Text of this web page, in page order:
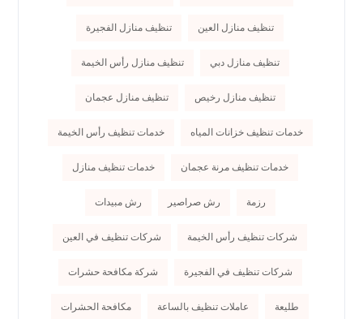
تنظيف منازل العين تنظيف منازل الفجيرة
تنظيف منازل دبي تنظيف منازل رأس الخيمة
تنظيف منازل رخيص تنظيف منازل عجمان
خدمات تنظيف خزانات المياه خدمات تنظيف رأس الخيمة
خدمات تنظيف مرنة عجمان خدمات تنظيف منازل
رزمة رش صراصير رش مبيدات
شركات تنظيف رأس الخيمة شركات تنظيف في العين
شركات تنظيف في الفجيرة شركة مكافحة حشرات
طليعة عاملات تنظيف بالساعة مكافحة الحشرات